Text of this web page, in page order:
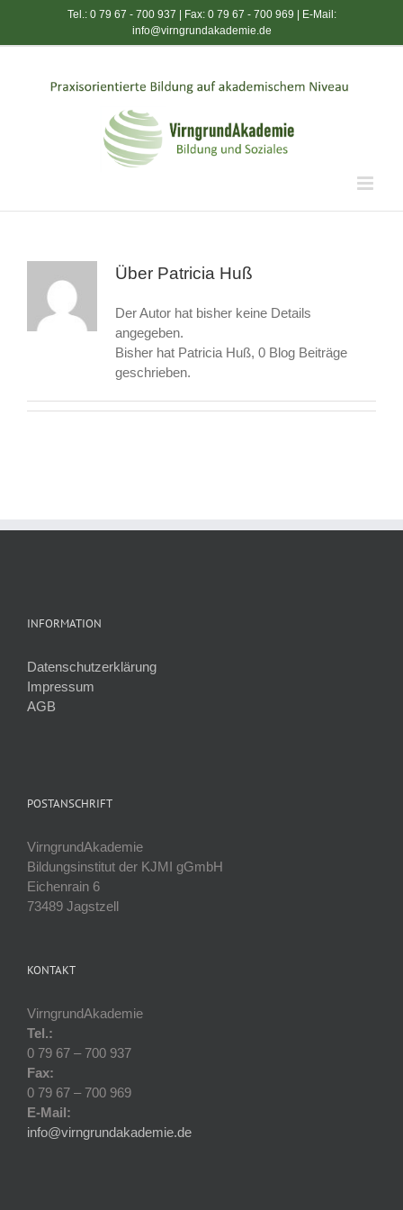
springen
Tel.: 0 79 67 - 700 937 | Fax: 0 79 67 - 700 969 | E-Mail:
info@virngrundakademie.de
Über Patricia Huß
Der Autor hat bisher keine Details
angegeben.
Bisher hat Patricia Huß, 0 Blog Beiträge
geschrieben.
INFORMATION
Datenschutzerklärung
Impressum
AGB
POSTANSCHRIFT
VirngrundAkademie
Bildungsinstitut der KJMI gGmbH
Eichenrain 6
73489 Jagstzell
KONTAKT
VirngrundAkademie
Tel.:
0 79 67 – 700 937
Fax:
0 79 67 – 700 969
E-Mail:
info@virngrundakademie.de